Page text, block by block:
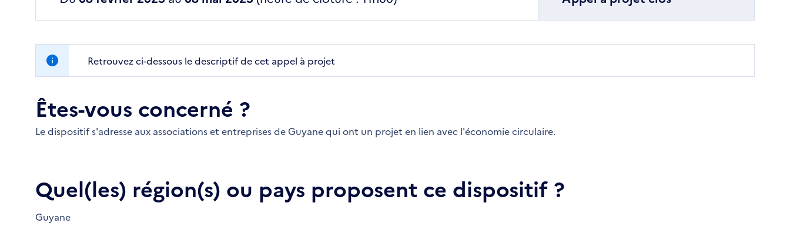
Retrouvez ci-dessous le descriptif de cet appel à projet
Êtes-vous concerné ?
Le dispositif s'adresse aux associations et entreprises de Guyane qui ont un projet en lien avec l'économie circulaire.
Quel(les) région(s) ou pays proposent ce dispositif ?
Guyane